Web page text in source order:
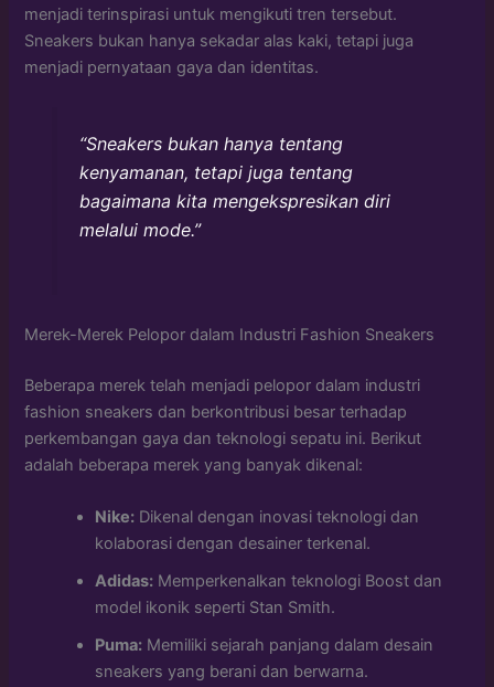
menjadi terinspirasi untuk mengikuti tren tersebut.
Sneakers bukan hanya sekadar alas kaki, tetapi juga
menjadi pernyataan gaya dan identitas.
“Sneakers bukan hanya tentang
kenyamanan, tetapi juga tentang
bagaimana kita mengekspresikan diri
melalui mode.”
Merek-Merek Pelopor dalam Industri Fashion Sneakers
Beberapa merek telah menjadi pelopor dalam industri
fashion sneakers dan berkontribusi besar terhadap
perkembangan gaya dan teknologi sepatu ini. Berikut
adalah beberapa merek yang banyak dikenal:
Nike: Dikenal dengan inovasi teknologi dan
kolaborasi dengan desainer terkenal.
Adidas: Memperkenalkan teknologi Boost dan
model ikonik seperti Stan Smith.
Puma: Memiliki sejarah panjang dalam desain
sneakers yang berani dan berwarna.